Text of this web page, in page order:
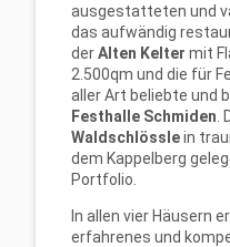
ausgestatteten und
das aufwändig
derAlten Kelter mit
2.500qm und die für
aller Art beliebte und
Festhalle Schmiden
Waldschlösslein
dem Kappelberg
Portfolio.
In allen vier Häusern
erfahrenes und